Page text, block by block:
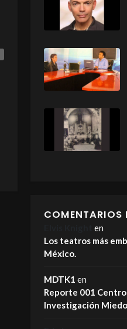
COMENTARIOS
en
Los teatros más
México.
MDTK1 en
Reporte 001
Investigación